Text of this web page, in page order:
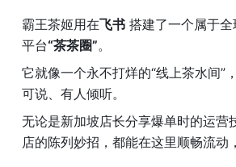
霸王茶姬用在飞书 搭建了一个属于
平台“茶茶圈”。
它就像一个永不打烊的“线上茶水间”
可说、有人倾听。
无论是新加坡店长分享爆单时的运营
店的陈列妙招，都能在这里顺畅流动